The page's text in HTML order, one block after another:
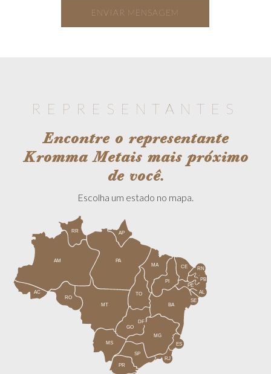
ENVIAR MENSAGEM
REPRESENTANTES
Encontre o representante
Kromma Metais mais próximo
de você.
Escolha um estado no mapa.
BA
SE
PE
AL
AM PA
MT
RO
AC
AP
RJ
PR
SP
MS
GO
MG
ES
PI
CE
RR
TO
MA
RN
PB
DF